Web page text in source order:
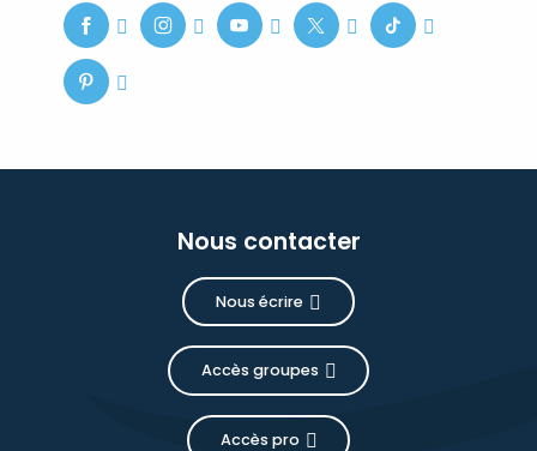
Nous contacter
Nous écrire
Accès groupes
Accès pro